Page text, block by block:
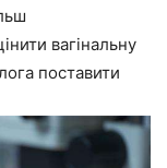
вагінальну
поставити